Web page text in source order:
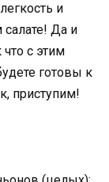
и
Да и
что с этим
готовы к
приступим!